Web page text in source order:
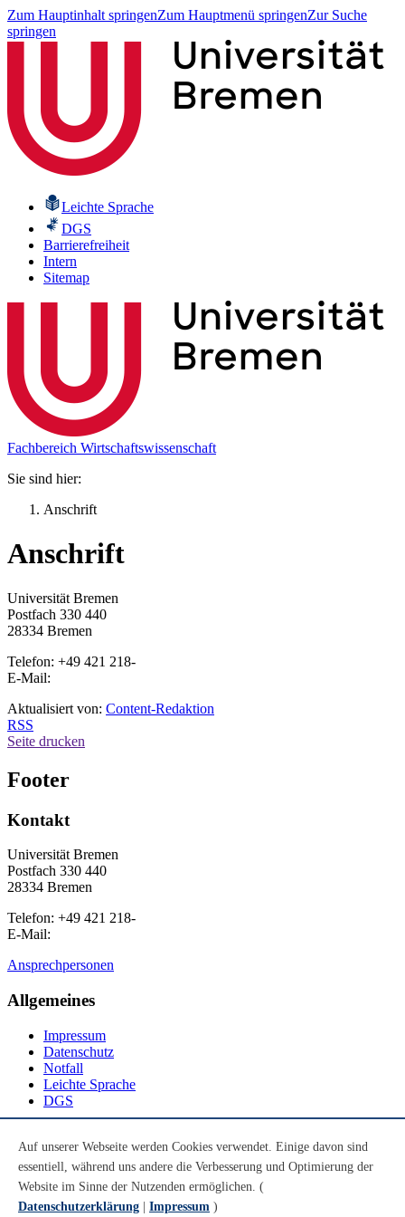
Zum Hauptinhalt springenZum Hauptmenü springenZur Suche
springen
Leichte Sprache
DGS
Barrierefreiheit
Intern
Sitemap
Fachbereich Wirtschaftswissenschaft
Sie sind hier:
Anschrift
Anschrift
Universität Bremen
Postfach 330 440
28334 Bremen
Telefon: +49 421 218-
E-Mail:
Aktualisiert von: Content-Redaktion
RSS
Seite drucken
Footer
Kontakt
Universität Bremen
Postfach 330 440
28334 Bremen
Telefon: +49 421 218-
E-Mail:
Ansprechpersonen
Allgemeines
Impressum
Datenschutz
Notfall
Leichte Sprache
DGS
Youtube
Instagram
LinkedIn
Auf unserer Webseite werden Cookies verwendet. Einige davon sind
essentiell, während uns andere die Verbesserung und Optimierung der
Website im Sinne der Nutzenden ermöglichen. (
Datenschutzerklärung
Impressum )